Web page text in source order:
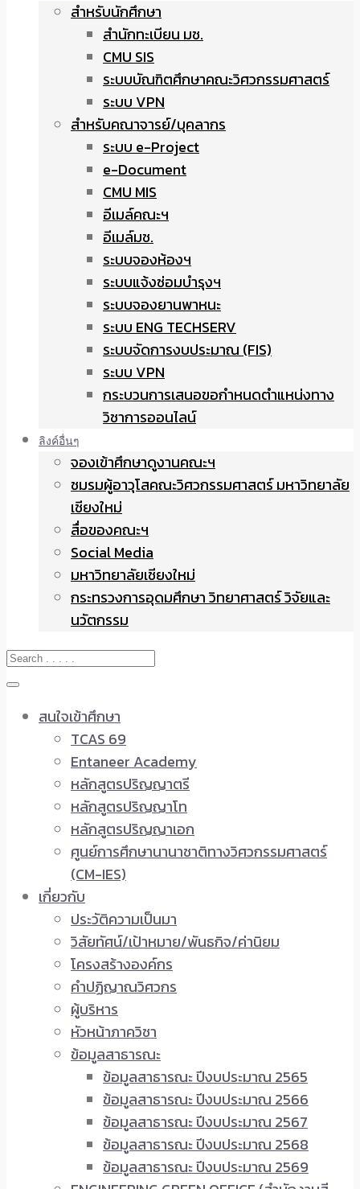
สำหรับนักศึกษา
สำนักทะเบียน มช.
CMU SIS
ระบบบัณฑิตศึกษาคณะวิศวกรรมศาสตร์
ระบบ VPN
สำหรับคณาจารย์/บุคลากร
ระบบ e-Project
e-Document
CMU MIS
อีเมล์คณะฯ
อีเมล์มช.
ระบบจองห้องฯ
ระบบแจ้งซ่อมบำรุงฯ
ระบบจองยานพาหนะ
ระบบ ENG TECHSERV
ระบบจัดการงบประมาณ (FIS)
ระบบ VPN
กระบวนการเสนอขอกำหนดตำแหน่งทาง
วิชาการออนไลน์
ลิงค์อื่นๆ
จองเข้าศึกษาดูงานคณะฯ
ชมรมผู้อาวุโสคณะวิศวกรรมศาสตร์ มหาวิทยาลัย
เชียงใหม่
สื่อของคณะฯ
Social Media
มหาวิทยาลัยเชียงใหม่
กระทรวงการอุดมศึกษา วิทยาศาสตร์ วิจัยและ
นวัตกรรม
สนใจเข้าศึกษา
TCAS 69
Entaneer Academy
หลักสูตรปริญญาตรี
หลักสูตรปริญญาโท
หลักสูตรปริญญาเอก
ศูนย์การศึกษานานาชาติทางวิศวกรรมศาสตร์
(CM-IES)
เกี่ยวกับ
ประวัติความเป็นมา
วิสัยทัศน์/เป้าหมาย/พันธกิจ/ค่านิยม
โครงสร้างองค์กร
คำปฏิญาณวิศวกร
ผู้บริหาร
หัวหน้าภาควิชา
ข้อมูลสาธารณะ
ข้อมูลสาธารณะ ปีงบประมาณ 2565
ข้อมูลสาธารณะ ปีงบประมาณ 2566
ข้อมูลสาธารณะ ปีงบประมาณ 2567
ข้อมูลสาธารณะ ปีงบประมาณ 2568
ข้อมูลสาธารณะ ปีงบประมาณ 2569